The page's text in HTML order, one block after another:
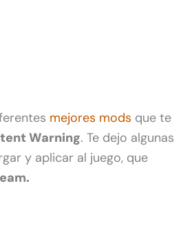
mejores mods que te
Warning. Te dejo algunas
y aplicar al juego, que